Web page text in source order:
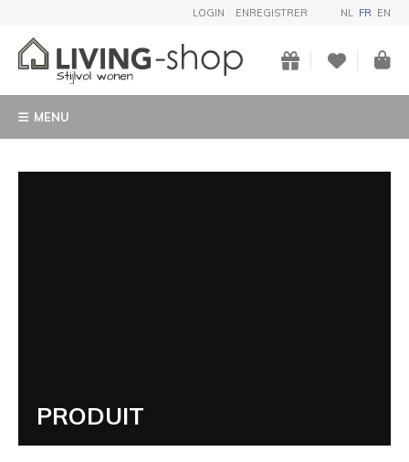
LOGIN ENREGISTRER NL FR EN
MENU
PRODUIT